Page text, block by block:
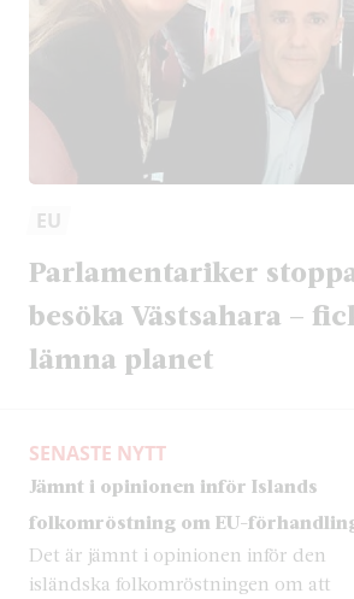
EU
Parlamentariker
besöka Västsahara –
lämna planet
SENASTE NYTT
Jämnt i opinionen inför Islands
folkomröstning om EU-
Det är jämnt i opinionen inför den
isländska folkomröstningen om att